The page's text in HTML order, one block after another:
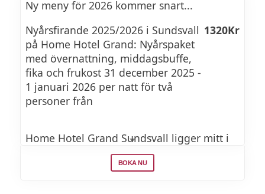
Kryddstekt oxfilé med rotsellerikräm
smaksatt med brynt smör och Gruyère,
tryffelkroketter, madeirasås, anklever,
sauterad svartkål och bakade smålökar
Röding med grönärtsvelouté smaksatt med
hummersmör, gurka och körvel
Vit chokladkräm med citrussallad,
Ny meny för 2026 kommer snart...
Nyårsfirande 2025/2026 i Sundsvall
på Home Hotel Grand: Nyårspaket
med övernattning, middagsbuffe,
fika och frukost 31 december 2025 -
1 januari 2026 per natt för två
personer från
1320Kr
Home Hotel Grand Sundsvall ligger mitt i
Sundsvall bland charmiga gator och hus,
ett stenkast från Stora torget och
BOKA NU